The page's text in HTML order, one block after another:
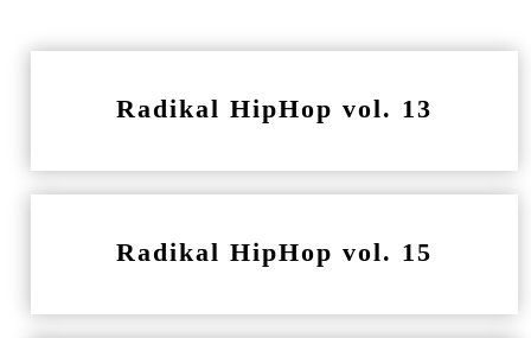
Radikal HipHop vol. 13
Radikal HipHop vol. 15